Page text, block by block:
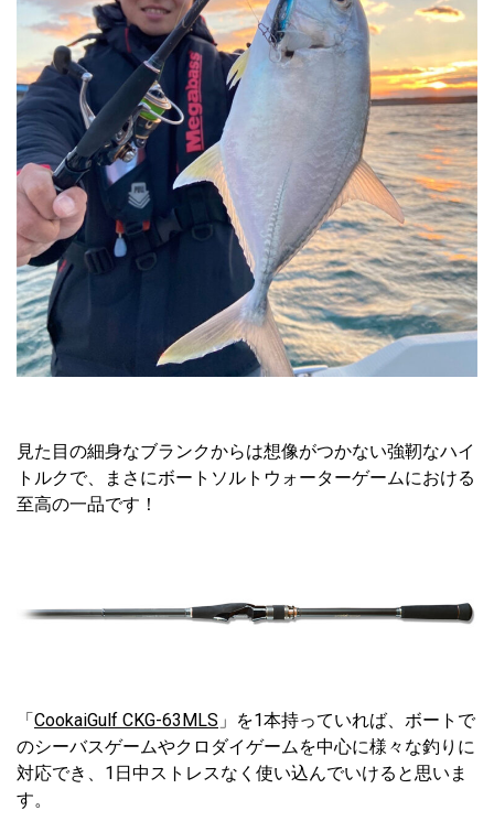
見た目の細身なブランクからは想像がつかない強靭なハイ
トルクで、まさにボートソルトウォーターゲームにおける
至高の一品です！
「 CookaiGulf CKG-63MLS 」を1本持っていれば、ボートで
のシーバスゲームやクロダイゲームを中心に様々な釣りに
対応でき、1日中ストレスなく使い込んでいけると思いま
す。